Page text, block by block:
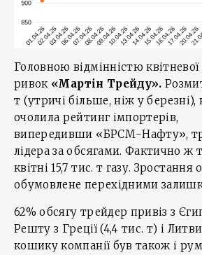
Головною відмінністю
ривок «Мартін Трейду».
т (утричі більше, ніж у березні),
очолила рейтинг імпортерів,
випередивши «БРСМ-Нафту»,
лідера за обсягами. Фактично ж
квітні 15,7 тис. т газу. Зростання
обумовлене перехідними
62% обсягу трейдер привіз з
Решту з Греції (4,4 тис. т) і
кошику компанії був також і